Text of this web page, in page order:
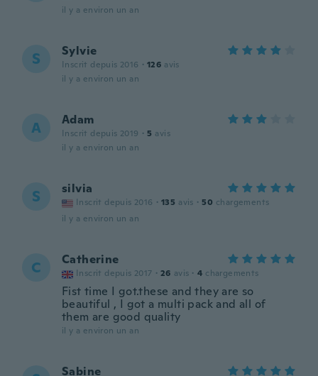
il y a environ un an
S Sylvie
Inscrit depuis 2016 · 126 avis
il y a environ un an
A Adam
Inscrit depuis 2019 · 5 avis
il y a environ un an
S silvia
Inscrit depuis 2016 · 135 avis · 50 chargements
il y a environ un an
C Catherine
Inscrit depuis 2017 · 26 avis · 4 chargements
Fist time I got.these and they are so
beautiful , I got a multi pack and all of
them are good quality
il y a environ un an
Sabine